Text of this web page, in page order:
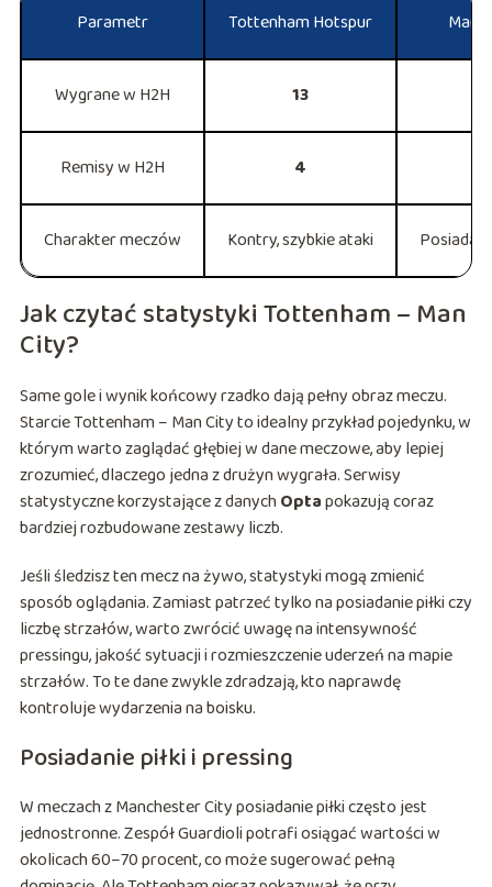
Parametr Tottenham Hotspur
Wygrane w H2H 13
Remisy w H2H 4
Charakter meczów Kontry, szybkie ataki
Jak czytać statystyki Tottenham – Man
City?
Same gole i wynik końcowy rzadko dają pełny obraz meczu.
Starcie Tottenham – Man City to idealny przykład pojedynku, w
którym warto zaglądać głębiej w dane meczowe, aby lepiej
zrozumieć, dlaczego jedna z drużyn wygrała. Serwisy
statystyczne korzystające z danychOptapokazują coraz
bardziej rozbudowane zestawy liczb.
Jeśli śledzisz ten mecz na żywo, statystyki mogą zmienić
sposób oglądania. Zamiast patrzeć tylko na posiadanie piłki czy
liczbę strzałów, warto zwrócić uwagę na intensywność
pressingu, jakość sytuacji i rozmieszczenie uderzeń na mapie
strzałów. To te dane zwykle zdradzają, kto naprawdę
kontroluje wydarzenia na boisku.
Posiadanie piłki i pressing
W meczach z Manchester City posiadanie piłki często jest
jednostronne. Zespół Guardioli potrafi osiągać wartości w
okolicach 60–70 procent, co może sugerować pełną